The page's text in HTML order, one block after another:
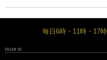
毎日6時・11時・17
FOLLOW US